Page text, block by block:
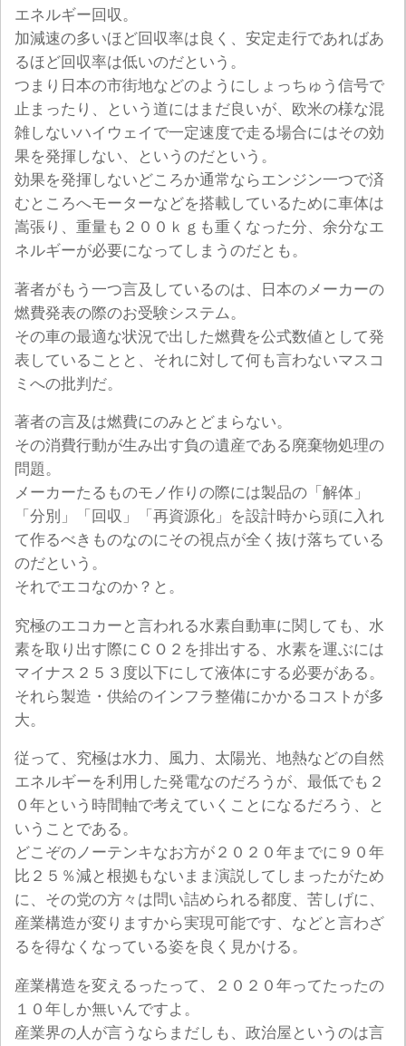
エネルギー回収。
加減速の多いほど回収率は良く、安定走行であればあ
るほど回収率は低いのだという。
つまり日本の市街地などのようにしょっちゅう信号で
止まったり、という道にはまだ良いが、欧米の様な混
雑しないハイウェイで一定速度で走る場合にはその効
果を発揮しない、というのだという。
効果を発揮しないどころか通常ならエンジン一つで済
むところへモーターなどを搭載しているために車体は
嵩張り、重量も２００ｋｇも重くなった分、余分なエ
ネルギーが必要になってしまうのだとも。
著者がもう一つ言及しているのは、日本のメーカーの
燃費発表の際のお受験システム。
その車の最適な状況で出した燃費を公式数値として発
表していることと、それに対して何も言わないマスコ
ミへの批判だ。
著者の言及は燃費にのみとどまらない。
その消費行動が生み出す負の遺産である廃棄物処理の
問題。
メーカーたるものモノ作りの際には製品の「解体」
「分別」「回収」「再資源化」を設計時から頭に入れ
て作るべきものなのにその視点が全く抜け落ちている
のだという。
それでエコなのか？と。
究極のエコカーと言われる水素自動車に関しても、水
素を取り出す際にＣＯ２を排出する、水素を運ぶには
マイナス２５３度以下にして液体にする必要がある。
それら製造・供給のインフラ整備にかかるコストが多
大。
従って、究極は水力、風力、太陽光、地熱などの自然
エネルギーを利用した発電なのだろうが、最低でも２
０年という時間軸で考えていくことになるだろう、と
いうことである。
どこぞのノーテンキなお方が２０２０年までに９０年
比２５％減と根拠もないまま演説してしまったがため
に、その党の方々は問い詰められる都度、苦しげに、
産業構造が変りますから実現可能です、などと言わざ
るを得なくなっている姿を良く見かける。
産業構造を変えるったって、２０２０年ってたったの
１０年しか無いんですよ。
産業界の人が言うならまだしも、政治屋というのは言